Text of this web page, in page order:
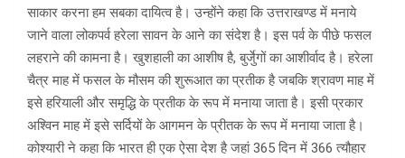
साकार करना हम सबका दायित्व है। उन्होंने कहा कि उत्तराखण्ड में मनाये
जाने वाला लोकपर्व हरेला सावन के आने का संदेश है। इस पर्व के पीछे फसल
लहराने की कामना है। खुशहाली का आशीष है, बुर्जुेगों का आशीर्वाद है। हरेला
चैत्र माह में फसल के मौसम की शुरूआत का प्रतीक है जबकि श्रावण माह में
इसे हरियाली और समृद्धि के प्रतीक के रूप में मनाया जाता है। इसी प्रकार
अश्विन माह में इसे सर्दियों के आगमन के प्रीतक के रूप में मनाया जाता है।
कोश्यारी ने कहा कि भारत ही एक ऐसा देश है जहां 365 दिन में 366 त्यौहार